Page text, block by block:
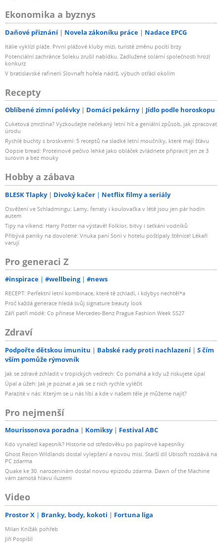
Ekonomika a byznys
Daňové přiznání Novela zákoníku práce Nadace EPCG
Itálie vyklízí pláže. První plážové kluby mizí, turisté změnu pocítí brzy
Potenciální zachránce Soleku zrušil nabídku. Zadlužené solární společnosti hrozí
konkurz
V bratislavské rafinerii Slovnaft hořela nádrž, výbuch otřásl okolím
Recepty
Oblíbené zimní polévky Domácí pekárny Jídlo podle horoskopu
Cuketová zmrzlina? Vyzkoušejte nečekaný letní hit a geniální způsob, jak zpracovat
úrodu
Rychlé buchty s broskvemi: 5 receptů na sladké letní moučníky, které mají šťávu
Oopsie bread: Proteinové pečivo lehké jako obláček zvládnete připravit jen ze 3
surovin a bez mouky
Hobby a zábava
BLESK Tlapky Divoký kačer Netflix filmy a seriály
Osvěžení ve Schladmingu: Lamy, ferraty i koulovačka v létě jsou jen pár hodin
autem
Tipy na víkend: Harry Potter na výstavě! Folklor, bitvy i setkání vodníků
Přibývá paniky na dovolené: Vnuka paní Soni v hotelu poštípaly štěnice! Lékaři
varují
Pro generaci Z
#inspirace #wellbeing #news
RECEPT: Perfektní letní kombinace, které tě zchladí, i kdybys nechtěl*a
Proč každá generace hledá svůj signature beauty look
Září patří módě: Co přinese Mercedes-Benz Prague Fashion Week SS27
Zdraví
Podpořte dětskou imunitu Babské rady proti nachlazení
S čím
vším pomůže rýmovník
Jak se zdravě zchladit v tropických vedrech: Co pomáhá a kdy už riskujete úpal
Úpal a úžeh: Jak je poznat a jak se z nich rychle vyléčit
Parazité v nás: Kterým se u nás líbí a kde v našem těle je můžeme najít?
Pro nejmenší
Mourissonova poradna Komiksy Festival ABC
Kdo vynalezl kapesník? Historie od středověku po papírové kapesníky
Ghost Recon Wildlands dostal vylepšení a novou misi. Starší díl Ubisoft rozdává na
PC zdarma
Quake ke 30. narozeninám dostal novou epizodu zdarma. Dawn of the Machine
vám zamotá hlavu iluzemi
Video
Prostor X Branky, body, kokoti Fortuna liga
Milan Knížák pohřeb
Jiří Pospíšil